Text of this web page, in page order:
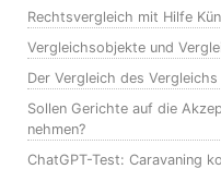
Rechtsvergleich mit Hilfe
Vergleichsobjekte und
Der Vergleich des
Sollen Gerichte auf die
nehmen?
ChatGPT-Test: Caravaning